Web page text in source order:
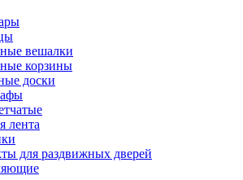
вешалки
корзины
доски
лента
для раздвижных дверей